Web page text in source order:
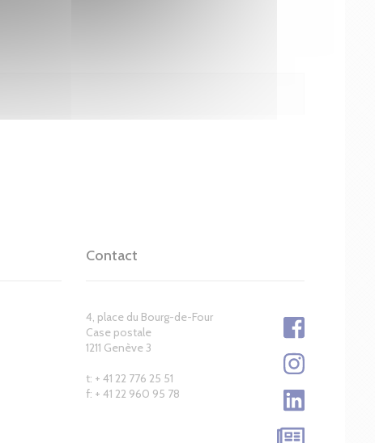
Contact
4, place du Bourg-de-Four
Case postale
1211 Genève 3
t: + 41 22 776 25 51
f: + 41 22 960 95 78